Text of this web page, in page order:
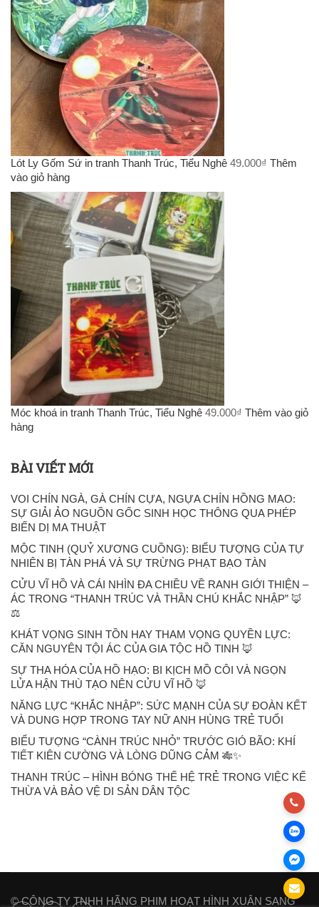
Lót Ly Gốm Sứ in tranh Thanh Trúc, Tiểu Nghê 49.000₫ Thêm
vào giỏ hàng
Móc khoá in tranh Thanh Trúc, Tiểu Nghê 49.000₫ Thêm vào giỏ
hàng
BÀI VIẾT MỚI
VOI CHÍN NGÀ, GÀ CHÍN CỰA, NGỰA CHÍN HỒNG MAO:
SỰ GIẢI ẢO NGUỒN GỐC SINH HỌC THÔNG QUA PHÉP
BIẾN DỊ MA THUẬT
MỘC TINH (QUỶ XƯƠNG CUỒNG): BIỂU TƯỢNG CỦA TỰ
NHIÊN BỊ TÀN PHÁ VÀ SỰ TRỪNG PHẠT BẠO TÀN
CỬU VĨ HỒ VÀ CÁI NHÌN ĐA CHIỀU VỀ RANH GIỚI THIỆN –
ÁC TRONG “THANH TRÚC VÀ THẦN CHÚ KHẮC NHẬP” 🦊
⚖️
KHÁT VỌNG SINH TỒN HAY THAM VỌNG QUYỀN LỰC:
CĂN NGUYÊN TỘI ÁC CỦA GIA TỘC HỒ TINH 🦊
SỰ THA HÓA CỦA HỒ HẠO: BI KỊCH MỒ CÔI VÀ NGỌN
LỬA HẬN THÙ TẠO NÊN CỬU VĨ HỒ 🦊
NĂNG LỰC “KHẮC NHẬP”: SỨC MẠNH CỦA SỰ ĐOÀN KẾT
VÀ DUNG HỢP TRONG TAY NỮ ANH HÙNG TRẺ TUỔI
BIỂU TƯỢNG “CÀNH TRÚC NHỎ” TRƯỚC GIÓ BÃO: KHÍ
TIẾT KIÊN CƯỜNG VÀ LÒNG DŨNG CẢM 🎋✨
THANH TRÚC – HÌNH BÓNG THẾ HỆ TRẺ TRONG VIỆC KẾ
THỪA VÀ BẢO VỆ DI SẢN DÂN TỘC
© CÔNG TY TNHH HÃNG PHIM HOẠT HÌNH XUÂN SANG